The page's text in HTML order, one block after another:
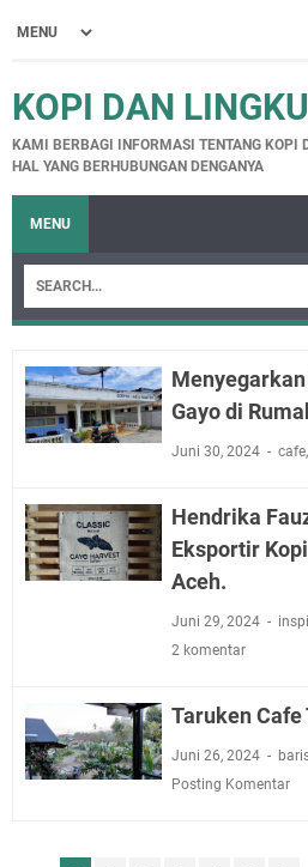
KOPI DAN
KAMI BERBAGI INFORMASI TENTANG KOPI
HAL YANG BERHUBUNGAN DENGANYA
MENU
Gayo di
Juni 30, 2024 cafe,
Hendrika
Eksportir
Aceh.
Juni 29, 2024
2 komentar
Taruken
Juni 26, 2024
Posting Komentar